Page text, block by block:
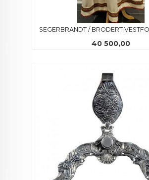
SEGERBRANDT / BRODERT
Pris
40 500,00